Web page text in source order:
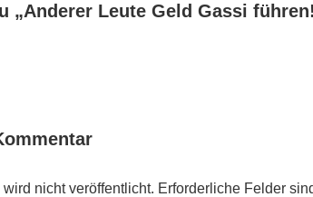
„Anderer Leute Geld Gassi führen!
nicht veröffentlicht. Erforderliche Felder